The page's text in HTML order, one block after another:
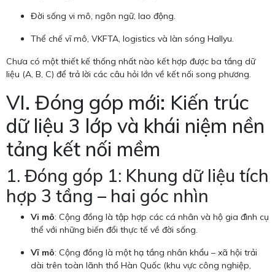
Đời sống vi mô, ngôn ngữ, lao động.
Thể chế vĩ mô, VKFTA, logistics và làn sóng Hallyu.
Chưa có một thiết kế thống nhất nào kết hợp được ba tầng dữ
liệu (A, B, C) để trả lời các câu hỏi lớn về kết nối song phương.
VI. Đóng góp mới: Kiến trúc
dữ liệu 3 lớp và khái niệm nền
tảng kết nối mềm
1. Đóng góp 1: Khung dữ liệu tích
hợp 3 tầng – hai góc nhìn
Vi mô: Cộng đồng là tập hợp các cá nhân và hộ gia đình cụ
thể với những biến đổi thực tế về đời sống.
Vĩ mô: Cộng đồng là một hạ tầng nhân khẩu – xã hội trải
dài trên toàn lãnh thổ Hàn Quốc (khu vực công nghiệp,